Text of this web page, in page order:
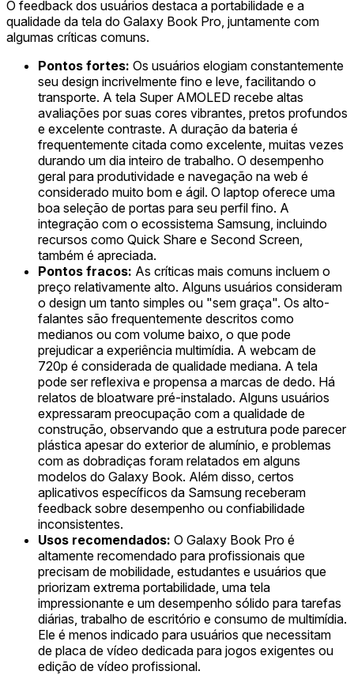
O feedback dos usuários destaca a portabilidade e a
qualidade da tela do Galaxy Book Pro, juntamente com
algumas críticas comuns.
Pontos fortes: Os usuários elogiam constantemente
seu design incrivelmente fino e leve, facilitando o
transporte. A tela Super AMOLED recebe altas
avaliações por suas cores vibrantes, pretos profundos
e excelente contraste. A duração da bateria é
frequentemente citada como excelente, muitas vezes
durando um dia inteiro de trabalho. O desempenho
geral para produtividade e navegação na web é
considerado muito bom e ágil. O laptop oferece uma
boa seleção de portas para seu perfil fino. A
integração com o ecossistema Samsung, incluindo
recursos como Quick Share e Second Screen,
também é apreciada.
Pontos fracos: As críticas mais comuns incluem o
preço relativamente alto. Alguns usuários consideram
o design um tanto simples ou "sem graça". Os alto-
falantes são frequentemente descritos como
medianos ou com volume baixo, o que pode
prejudicar a experiência multimídia. A webcam de
720p é considerada de qualidade mediana. A tela
pode ser reflexiva e propensa a marcas de dedo. Há
relatos de bloatware pré-instalado. Alguns usuários
expressaram preocupação com a qualidade de
construção, observando que a estrutura pode parecer
plástica apesar do exterior de alumínio, e problemas
com as dobradiças foram relatados em alguns
modelos do Galaxy Book. Além disso, certos
aplicativos específicos da Samsung receberam
feedback sobre desempenho ou confiabilidade
inconsistentes.
Usos recomendados: O Galaxy Book Pro é
altamente recomendado para profissionais que
precisam de mobilidade, estudantes e usuários que
priorizam extrema portabilidade, uma tela
impressionante e um desempenho sólido para tarefas
diárias, trabalho de escritório e consumo de multimídia.
Ele é menos indicado para usuários que necessitam
de placa de vídeo dedicada para jogos exigentes ou
edição de vídeo profissional.